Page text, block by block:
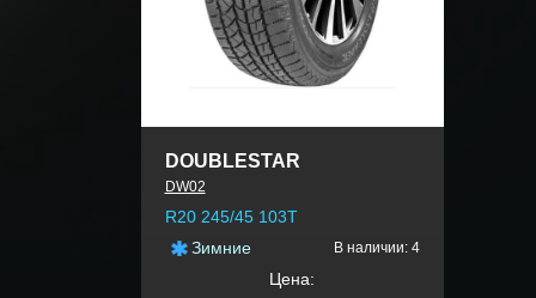
DOUBLESTAR
DW02
R20 245/45 103T
Зимние
В наличии: 4
Цена: